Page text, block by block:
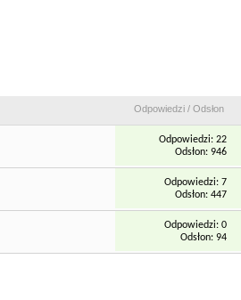
Odpowiedzi /Odsłon
Odpowiedzi: 22
Odsłon: 946
Odpowiedzi: 7
Odsłon: 447
Odpowiedzi: 0
Odsłon: 94